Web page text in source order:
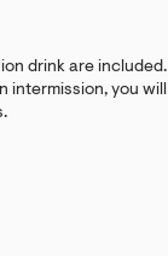
drink are included.
intermission, you will